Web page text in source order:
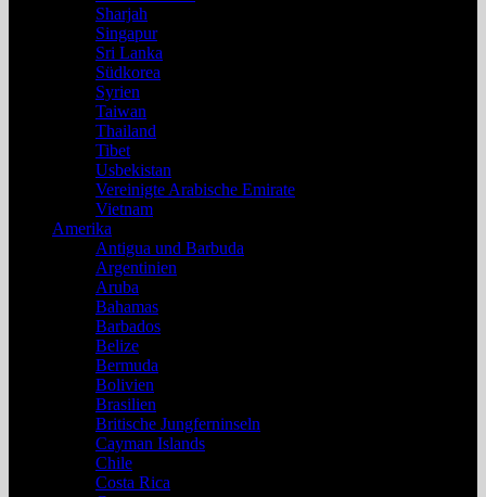
Sharjah
Singapur
Sri Lanka
Südkorea
Syrien
Taiwan
Thailand
Tibet
Usbekistan
Vereinigte Arabische Emirate
Vietnam
Amerika
Antigua und Barbuda
Argentinien
Aruba
Bahamas
Barbados
Belize
Bermuda
Bolivien
Brasilien
Britische Jungferninseln
Cayman Islands
Chile
Costa Rica